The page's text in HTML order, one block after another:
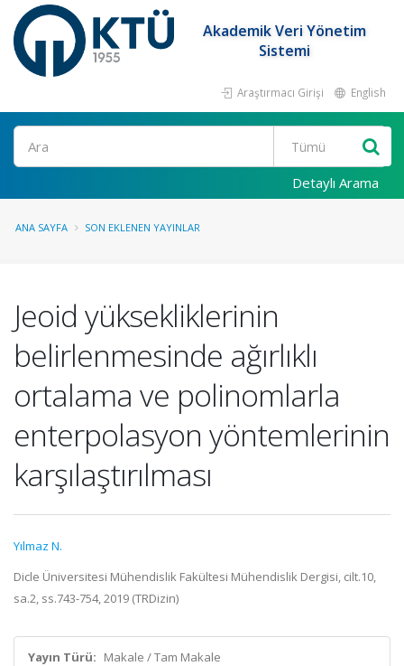
Akademik Veri Yönetim
Sistemi
Araştırmacı Girişi English
Ara
Detaylı Arama
ANA SAYFA SON EKLENEN YAYINLAR
Jeoid yüksekliklerinin
belirlenmesinde ağırlıklı
ortalama ve polinomlarla
enterpolasyon yöntemlerinin
karşılaştırılması
Yılmaz N.
Dicle Üniversitesi Mühendislik Fakültesi Mühendislik Dergisi, cilt.10,
sa.2, ss.743-754, 2019 (TRDizin)
Yayın Türü: Makale / Tam Makale